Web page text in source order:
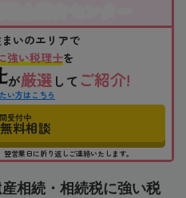
いのエリアで
強い税理士を
が厳選 して ご紹介!
い方はこちら
受付中
料相談
営業日に折り返しご連絡いたします。
相続・相続税に強い税